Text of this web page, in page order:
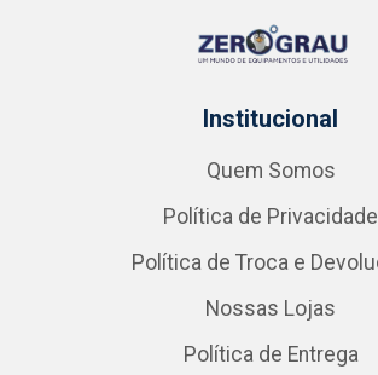
Institucional
Quem Somos
Política de Privacidade
Política de Troca e
Nossas Lojas
Política de Entrega